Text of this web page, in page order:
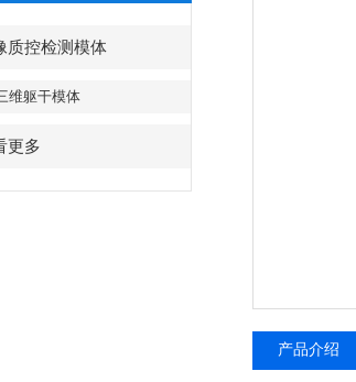
质控检测模体
维躯干模体
更多
产品介绍